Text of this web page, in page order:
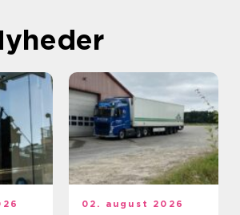
02. august 2026